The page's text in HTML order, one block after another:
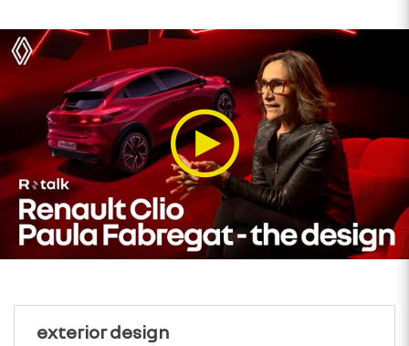
exterior design